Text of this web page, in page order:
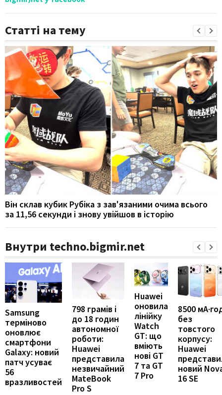
Статті на тему
Він склав кубик Рубіка з зав'язаними очима всього
за 11,56 секунди і знову увійшов в історію
Внутри techno.bigmir.net
Samsung
терміново
оновлює
смартфони
Galaxy: новий
патч усуває
56
вразливостей
798 грамів і
до 18 годин
автономної
роботи:
Huawei
представила
незвичайний
MateBook
Pro S
Huawei
оновила
лінійку
Watch
GT: що
вміють
нові GT
7 та GT
7 Pro
8500
без
товстого
корпусу:
Huawei
новий
16 SE